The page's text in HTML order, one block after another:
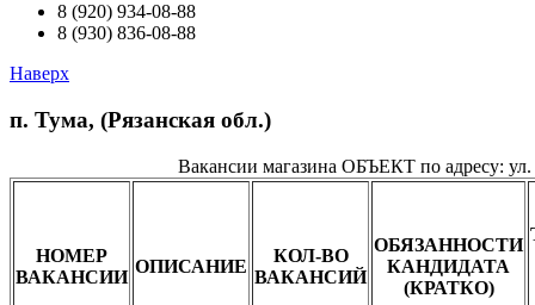
8 (920) 934-08-88
8 (930) 836-08-88
Наверх
п. Тума, (Рязанская обл.)
Вакансии магазина ОБЪЕКТ по адресу:
НОМЕР
ВАКАНСИИ
ОПИСАНИЕ
КОЛ-ВО
ВАКАНСИЙ
ОБЯЗАННОСТИ
КАНДИДАТА
(КРАТКО)